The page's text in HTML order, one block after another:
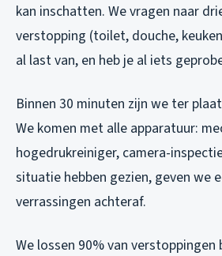
kan inschatten. We vragen naar
verstopping (toilet, douche,
al last van, en heb je al iets
Binnen 30 minuten zijn we ter
We komen met alle apparatuur:
hogedrukreiniger, camera-
situatie hebben gezien, geven we
verrassingen achteraf.
We lossen 90% van verstoppingen